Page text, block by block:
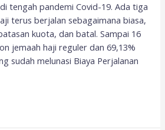
tengah pandemi Covid-19. Ada tiga
terus berjalan sebagaimana biasa,
kuota, dan batal. Sampai 16
jemaah haji reguler dan 69,13%
sudah melunasi Biaya Perjalanan